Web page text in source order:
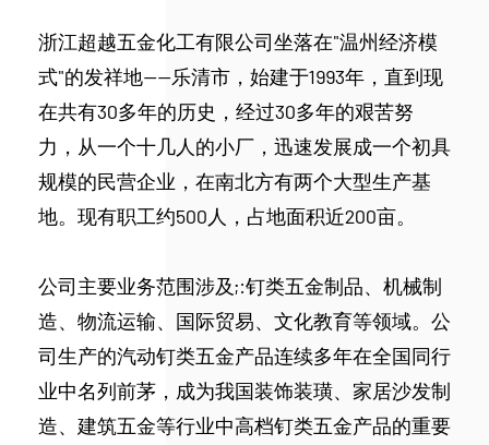
浙江超越五金化工有限公司坐落在"温州经济模
式"的发祥地——乐清市，始建于1993年，直到现
在共有30多年的历史，经过30多年的艰苦努
力，从一个十几人的小厂，迅速发展成一个初具
规模的民营企业，在南北方有两个大型生产基
地。现有职工约500人，占地面积近200亩。
公司主要业务范围涉及;:钉类五金制品、机械制
造、物流运输、国际贸易、文化教育等领域。公
司生产的汽动钉类五金产品连续多年在全国同行
业中名列前茅，成为我国装饰装璜、家居沙发制
造、建筑五金等行业中高档钉类五金产品的重要